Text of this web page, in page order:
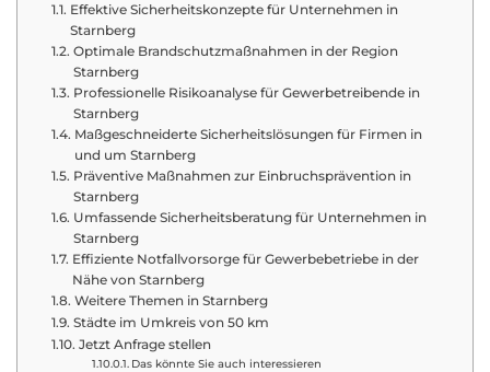
Effektive Sicherheitskonzepte für Unternehmen in
Starnberg
Optimale Brandschutzmaßnahmen in der Region
Starnberg
Professionelle Risikoanalyse für Gewerbetreibende in
Starnberg
Maßgeschneiderte Sicherheitslösungen für Firmen in
und um Starnberg
Präventive Maßnahmen zur Einbruchsprävention in
Starnberg
Umfassende Sicherheitsberatung für Unternehmen in
Starnberg
Effiziente Notfallvorsorge für Gewerbebetriebe in der
Nähe von Starnberg
Weitere Themen in Starnberg
Städte im Umkreis von 50 km
Jetzt Anfrage stellen
Das könnte Sie auch interessieren